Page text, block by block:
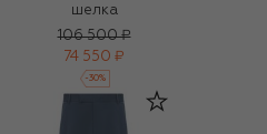
шелка
106 500 ₽
74 550 ₽
-30%